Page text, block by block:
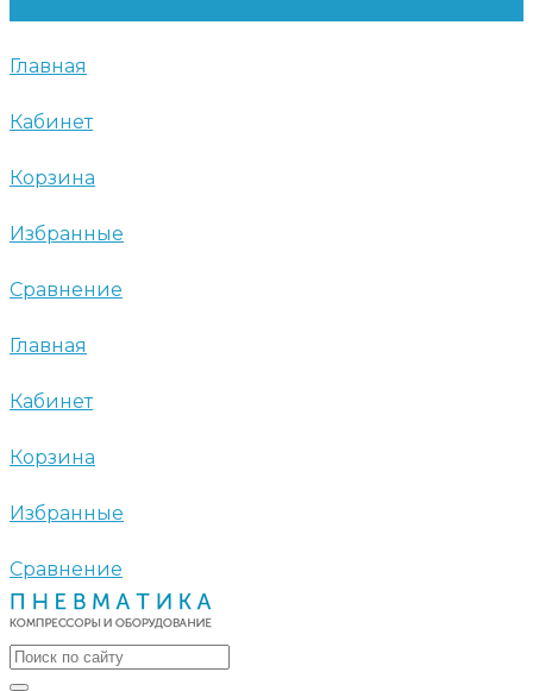
Главная
Кабинет
Корзина
Избранные
Сравнение
Главная
Кабинет
Корзина
Избранные
Сравнение